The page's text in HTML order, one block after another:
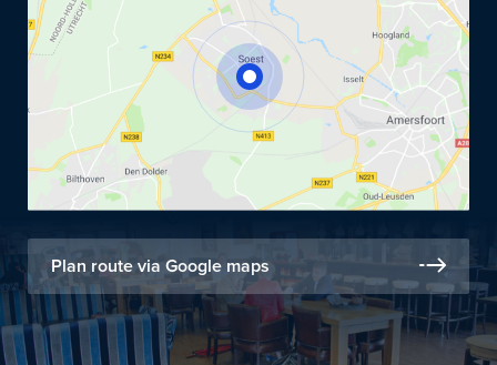
Plan route via Google maps